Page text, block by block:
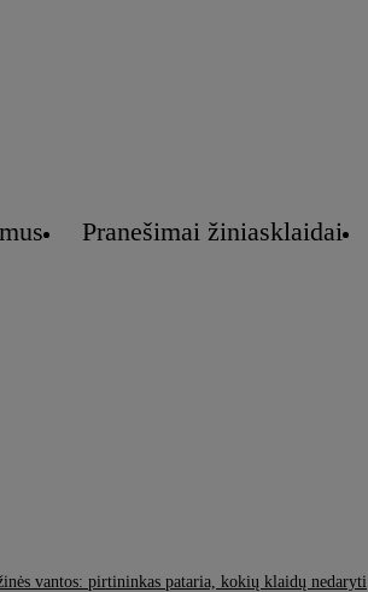
Pranešimai žiniasklaidai
vantos: pirtininkas pataria, kokių klaidų nedaryti